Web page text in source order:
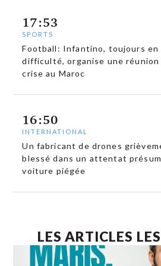
17:53
SPORTS
Football: Infantino, toujours en
difficulté, organise une réunion
crise au Maroc
16:50
INTERNATIONAL
Un fabricant de drones
blessé dans un attentat
voiture piégée
LES ARTICLES